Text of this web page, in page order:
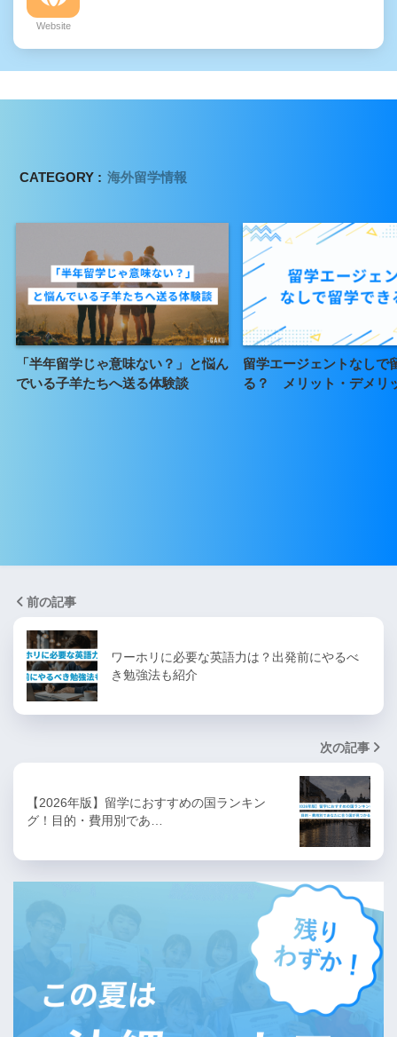
Website
CATEGORY : 海外留学情報
「半年留学じゃ意味ない？」と悩ん
でいる子羊たちへ送る体験談
留学エージェントなしで
る？ メリット・デメリ
前の記事
ワーホリに必要な英語力は？出発前にやるべ
き勉強法も紹介
次の記事
【2026年版】留学におすすめの国ランキン
グ！目的・費用別であ…